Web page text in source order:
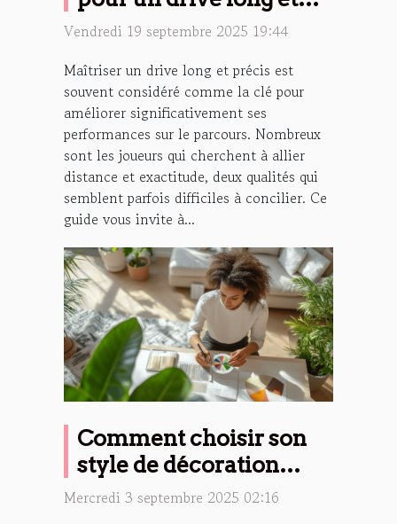
précis
Vendredi 19 septembre 2025 19:44
Maîtriser un drive long et précis est
souvent considéré comme la clé pour
améliorer significativement ses
performances sur le parcours. Nombreux
sont les joueurs qui cherchent à allier
distance et exactitude, deux qualités qui
semblent parfois difficiles à concilier. Ce
guide vous invite à...
Comment choisir son
style de décoration
d'intérieur ?
Mercredi 3 septembre 2025 02:16